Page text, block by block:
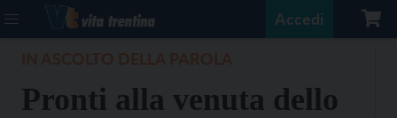
Accedi
Pronti alla venuta dello